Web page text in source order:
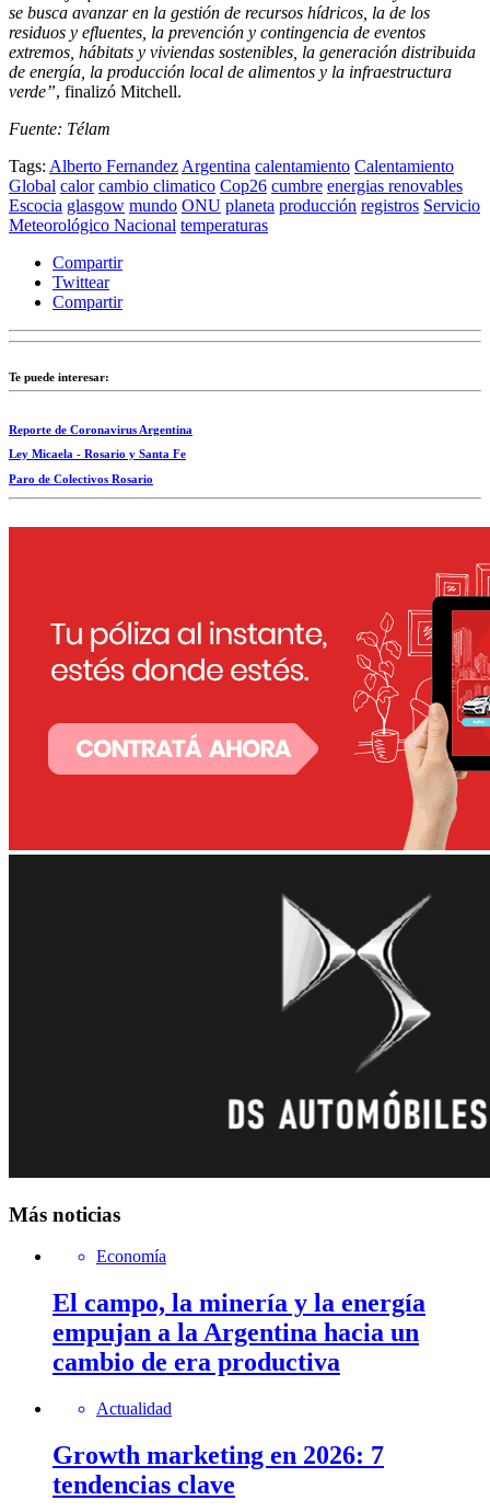
se busca avanzar en la gestión de recursos hídricos, la de los
residuos y efluentes, la prevención y contingencia de eventos
extremos, hábitats y viviendas sostenibles, la generación distribuida
de energía, la producción local de alimentos y la infraestructura
verde”, finalizó Mitchell.
Fuente: Télam
Tags: Alberto Fernandez Argentina calentamiento Calentamiento
Global calor cambio climatico Cop26 cumbre energias renovables
Escocia glasgow mundo ONU planeta producción registros Servicio
Meteorológico Nacional temperaturas
Compartir
Twittear
Compartir
Te puede interesar:
Reporte de Coronavirus Argentina
Ley Micaela - Rosario y Santa Fe
Paro de Colectivos Rosario
Más noticias
Economía
El campo, la minería y la energía
empujan a la Argentina hacia un
cambio de era productiva
Actualidad
Growth marketing en 2026: 7
tendencias clave